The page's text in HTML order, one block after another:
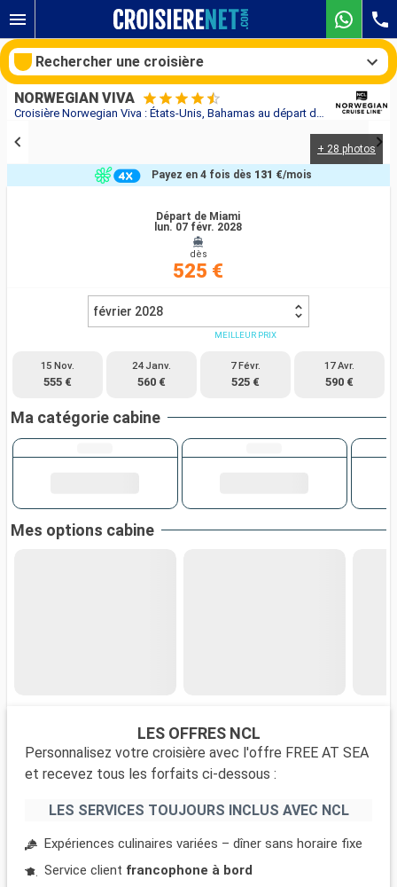
Croisière Norwegian Viva : États-Unis, Bahamas au départ de Miami
NORWEGIAN VIVA
+ 28 photos
Départ de Miami
lun. 07 févr. 2028
dès
525 €
Payez en 4 fois dès 131 €/mois
février 2028
15 Nov.
555 €
24 Janv.
560 €
MEILLEUR PRIX
7 Févr.
525 €
17 Avr.
590 €
Ma catégorie cabine
Mes options cabine
LES OFFRES NCL
Personnalisez votre croisière avec l'offre FREE AT SEA
et recevez tous les forfaits ci-dessous :
LES SERVICES TOUJOURS INCLUS AVEC NCL
Expériences culinaires variées – dîner sans horaire fixe
Service client francophone à bord
Rechercher une croisière
Rechercher